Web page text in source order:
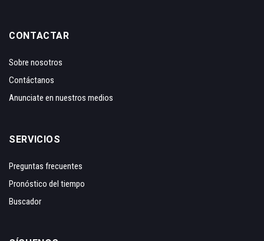
CONTACTAR
Sobre nosotros
Contáctanos
Anunciate en nuestros medios
SERVICIOS
Preguntas frecuentes
Pronóstico del tiempo
Buscador